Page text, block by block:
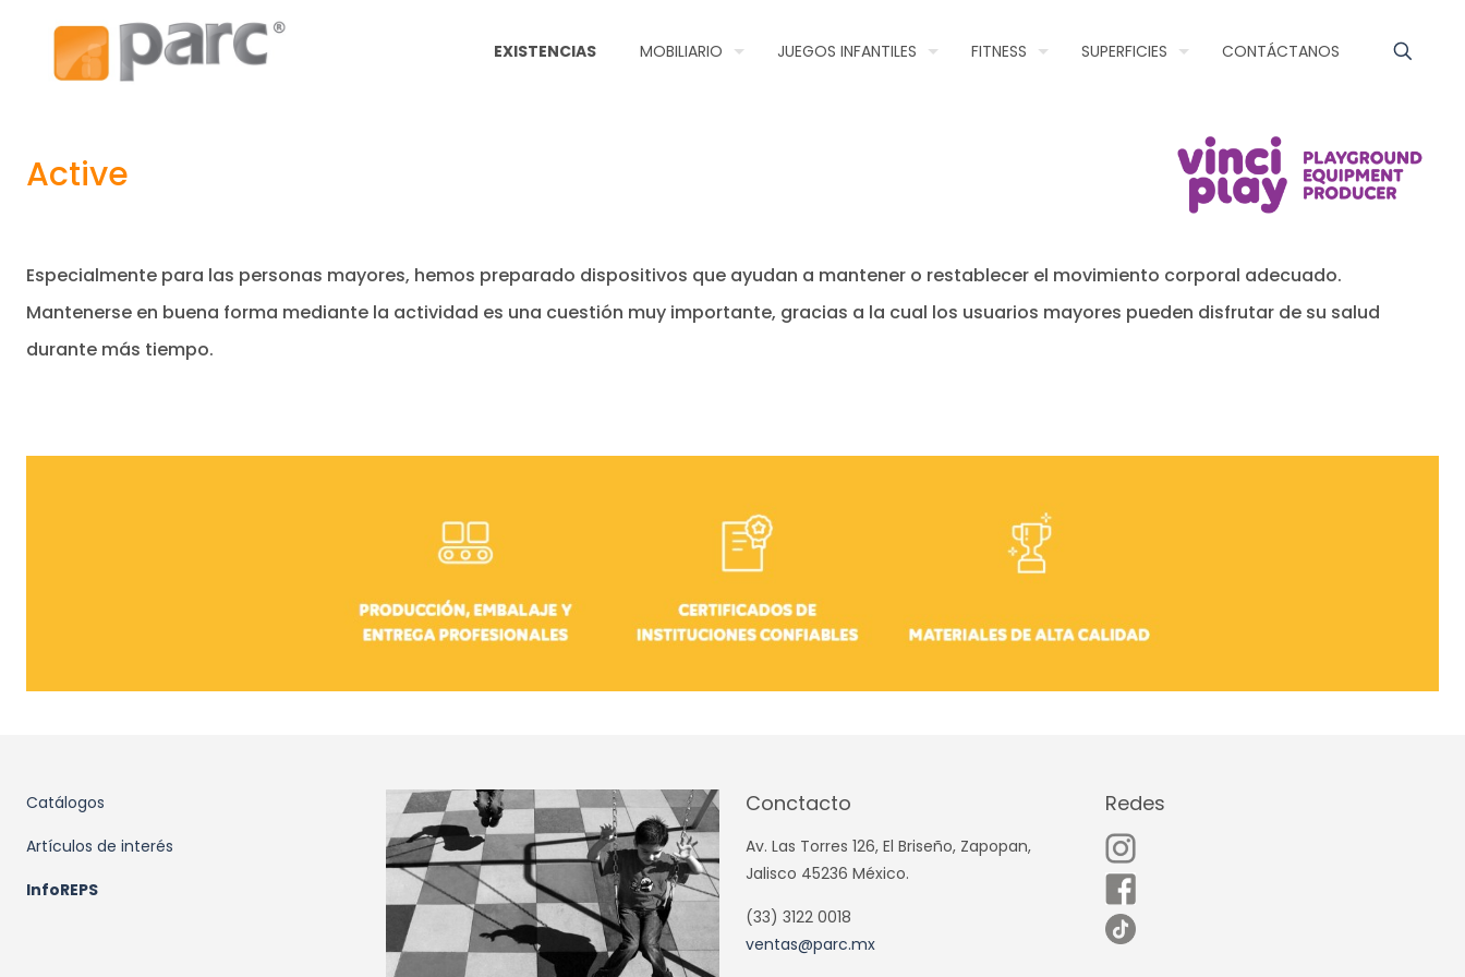
EXISTENCIAS MOBILIARIO JUEGOS INFANTILES FITNESS SUPERFICIES CONTÁCTANOS
Active
Especialmente para las personas mayores, hemos preparado dispositivos que ayudan a mantener o restablecer el movimiento corporal adecuado.
Mantenerse en buena forma mediante la actividad es una cuestión muy importante, gracias a la cual los usuarios mayores pueden disfrutar de su salud
durante más tiempo.
Catálogos
Artículos de interés
InfoREPS
Conctacto
Av. Las Torres 126, El Briseño, Zapopan,
Jalisco 45236 México.
(33) 3122 0018
ventas@parc.mx
Redes